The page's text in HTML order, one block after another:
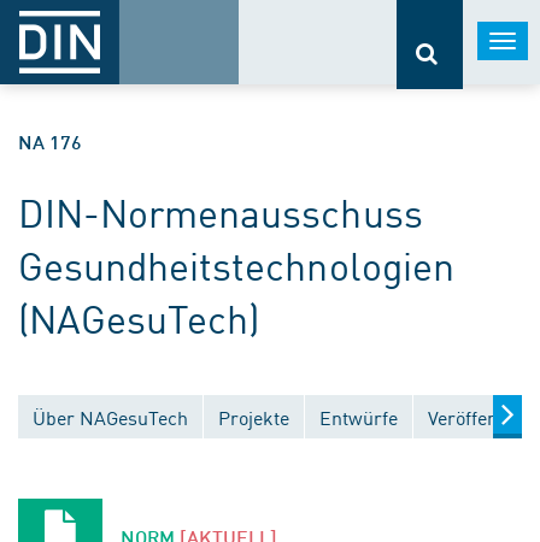
NA 176
DIN-Normenausschuss
Gesundheitstechnologien
(NAGesuTech)
Über NAGesuTech Projekte Entwürfe
NORM [AKTUELL]